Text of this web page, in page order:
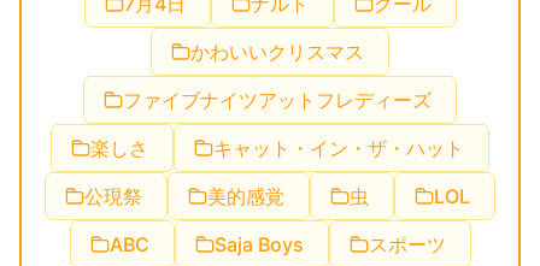
かわいいクリスマス
ファイブナイツアットフレディーズ
楽しさ
キャット・イン・ザ・ハット
公現祭
美的感覚 虫
LOL
ABC
Saja Boys
スポーツ